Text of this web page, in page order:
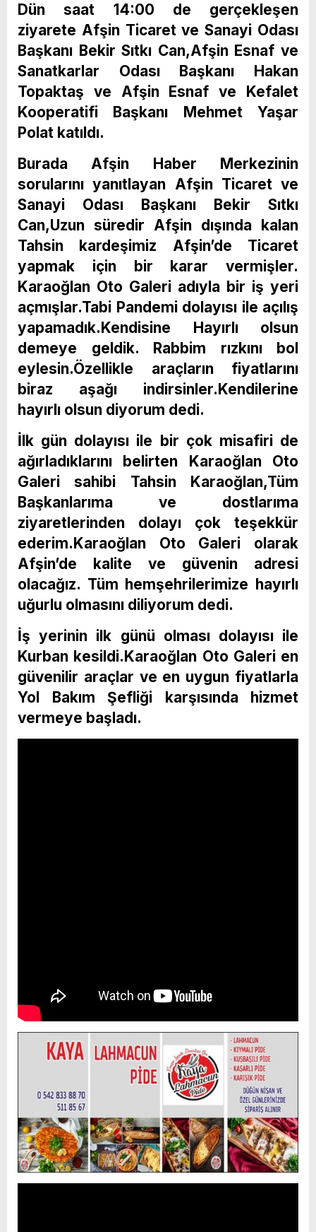
Dün saat 14:00 de gerçekleşen
ziyarete Afşin Ticaret ve Sanayi Odası
Başkanı Bekir Sıtkı Can,Afşin Esnaf ve
Sanatkarlar Odası Başkanı Hakan
Topaktaş ve Afşin Esnaf ve Kefalet
Kooperatifi Başkanı Mehmet Yaşar
Polat katıldı.
Burada Afşin Haber Merkezinin
sorularını yanıtlayan Afşin Ticaret ve
Sanayi Odası Başkanı Bekir Sıtkı
Can,Uzun süredir Afşin dışında kalan
Tahsin kardeşimiz Afşin’de Ticaret
yapmak için bir karar vermişler.
Karaoğlan Oto Galeri adıyla bir iş yeri
açmışlar.Tabi Pandemi dolayısı ile açılış
yapamadık.Kendisine Hayırlı olsun
demeye geldik. Rabbim rızkını bol
eylesin.Özellikle araçların fiyatlarını
biraz aşağı indirsinler.Kendilerine
hayırlı olsun diyorum dedi.
İlk gün dolayısı ile bir çok misafiri de
ağırladıklarını belirten Karaoğlan Oto
Galeri sahibi Tahsin Karaoğlan,Tüm
Başkanlarıma ve dostlarıma
ziyaretlerinden dolayı çok teşekkür
ederim.Karaoğlan Oto Galeri olarak
Afşin’de kalite ve güvenin adresi
olacağız. Tüm hemşehrilerimize hayırlı
uğurlu olmasını diliyorum dedi.
İş yerinin ilk günü olması dolayısı ile
Kurban kesildi.Karaoğlan Oto Galeri en
güvenilir araçlar ve en uygun fiyatlarla
Yol Bakım Şefliği karşısında hizmet
vermeye başladı.